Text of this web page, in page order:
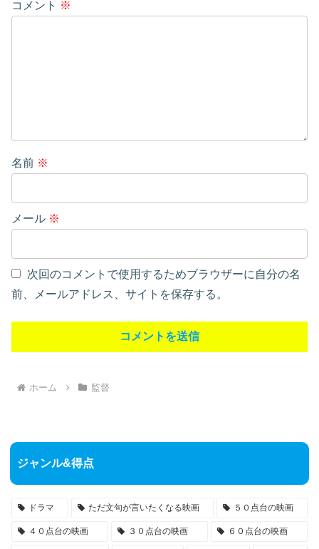
コメント ※
名前 ※
メール ※
次回のコメントで使用するためブラウザーに自分の名
前、メールアドレス、サイトを保存する。
ホーム 監督
ジャンル&得点
ドラマ ただ文句が言いたくなる映画 ５０点台の映画
４０点台の映画 ３０点台の映画 ６０点台の映画